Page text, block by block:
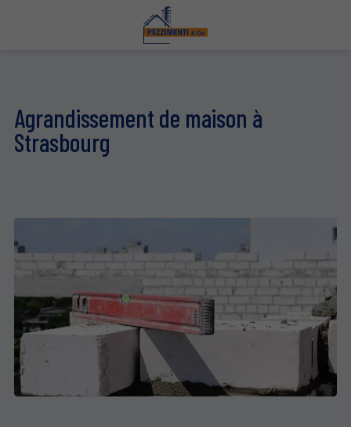
Agrandissement de maison à
Strasbourg